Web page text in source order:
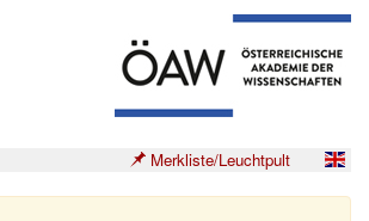
Merkliste/Leuchtpult